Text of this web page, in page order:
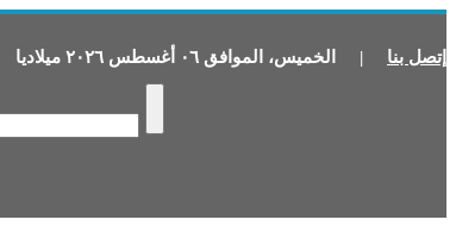
إتصل بنا | الخميس، الموافق ٠٦ أغسطس ٢٠٢٦ ميلاديا